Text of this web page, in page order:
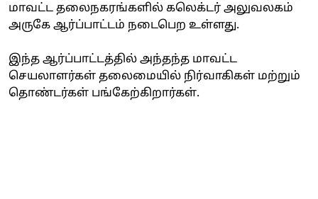
மாவட்ட தலைநகரங்களில் கலெக்டர் அலுவலகம்
அருகே ஆர்ப்பாட்டம் நடைபெற உள்ளது.
இந்த ஆர்ப்பாட்டத்தில் அந்தந்த மாவட்ட
செயலாளர்கள் தலைமையில் நிர்வாகிகள் மற்றும்
தொண்டர்கள் பங்கேற்கிறார்கள்.